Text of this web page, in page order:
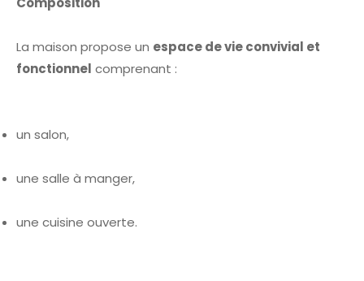
La maison propose un espace de vie convivial et
fonctionnel comprenant :
un salon,
une salle à manger,
une cuisine ouverte.